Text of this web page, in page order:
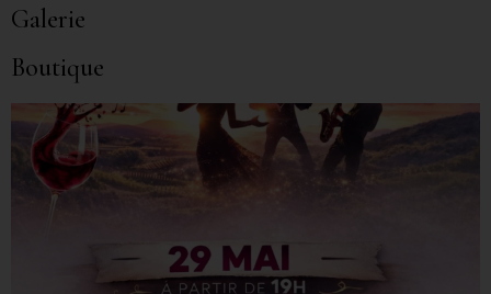
Galerie
Boutique